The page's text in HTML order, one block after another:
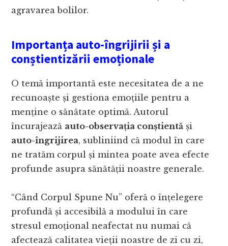
agravarea bolilor.
Importanța auto-îngrijirii și a
conștientizării emoționale
O temă importantă este necesitatea de a ne
recunoaște și gestiona emoțiile pentru a
menține o sănătate optimă. Autorul
încurajează auto-observația conștientă și
auto-îngrijirea, subliniind că modul în care
ne tratăm corpul și mintea poate avea efecte
profunde asupra sănătății noastre generale.
“Când Corpul Spune Nu” oferă o înțelegere
profundă și accesibilă a modului în care
stresul emoțional neafectat nu numai că
afectează calitatea vieții noastre de zi cu zi,